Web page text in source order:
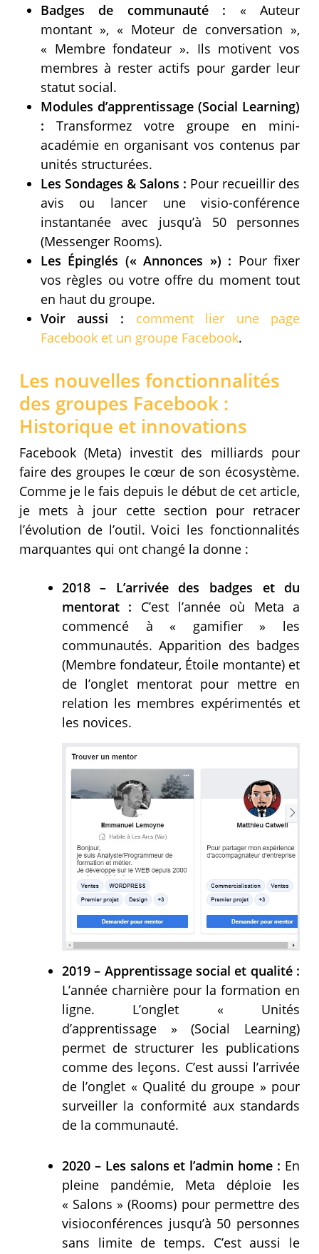
Badges de communauté : « Auteur
montant », « Moteur de conversation »,
« Membre fondateur ». Ils motivent vos
membres à rester actifs pour garder leur
statut social.
Modules d’apprentissage (Social Learning)
: Transformez votre groupe en mini-
académie en organisant vos contenus par
unités structurées.
Les Sondages & Salons : Pour recueillir des
avis ou lancer une visio-conférence
instantanée avec jusqu’à 50 personnes
(Messenger Rooms).
Les Épinglés (« Annonces ») : Pour fixer
vos règles ou votre offre du moment tout
en haut du groupe.
Voir aussi :
comment lier une page
Facebook et un groupe Facebook.
Les nouvelles fonctionnalités
des groupes Facebook :
Historique et innovations
Facebook (Meta) investit des milliards pour
faire des groupes le cœur de son écosystème.
Comme je le fais depuis le début de cet article,
je mets à jour cette section pour retracer
l’évolution de l’outil. Voici les fonctionnalités
marquantes qui ont changé la donne :
2018 – L’arrivée des badges et du
mentorat : C’est l’année où Meta a
commencé à « gamifier » les
communautés. Apparition des badges
(Membre fondateur, Étoile montante) et
de l’onglet mentorat pour mettre en
relation les membres expérimentés et
les novices.
2019 – Apprentissage social et qualité :
L’année charnière pour la formation en
ligne. L’onglet « Unités
d’apprentissage » (Social Learning)
permet de structurer les publications
comme des leçons. C’est aussi l’arrivée
de l’onglet « Qualité du groupe » pour
surveiller la conformité aux standards
de la communauté.
2020 – Les salons et l’admin home : En
pleine pandémie, Meta déploie les
« Salons » (Rooms) pour permettre des
visioconférences jusqu’à 50 personnes
sans limite de temps. C’est aussi le